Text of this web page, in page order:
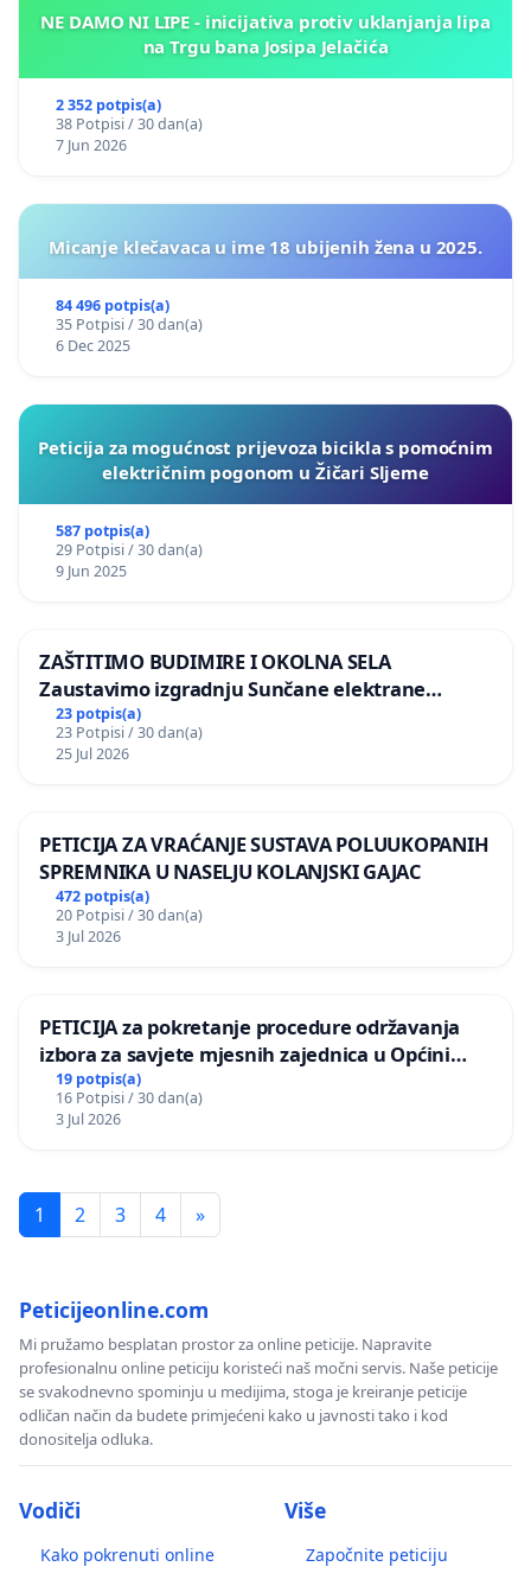
NE DAMO NI LIPE - inicijativa protiv uklanjanja lipa
na Trgu bana Josipa Jelačića
2 352 potpis(a)
38 Potpisi / 30 dan(a)
7 Jun 2026
Micanje klečavaca u ime 18 ubijenih žena u 2025.
84 496 potpis(a)
35 Potpisi / 30 dan(a)
6 Dec 2025
Peticija za mogućnost prijevoza bicikla s pomoćnim
električnim pogonom u Žičari Sljeme
587 potpis(a)
29 Potpisi / 30 dan(a)
9 Jun 2025
ZAŠTITIMO BUDIMIRE I OKOLNA SELA
Zaustavimo izgradnju Sunčane elektrane
Vedrine na području Ugljana
23 potpis(a)
23 Potpisi / 30 dan(a)
25 Jul 2026
PETICIJA ZA VRAĆANJE SUSTAVA POLUUKOPANIH
SPREMNIKA U NASELJU KOLANJSKI GAJAC
472 potpis(a)
20 Potpisi / 30 dan(a)
3 Jul 2026
PETICIJA za pokretanje procedure održavanja
izbora za savjete mjesnih zajednica u Općini
Bugojno
19 potpis(a)
16 Potpisi / 30 dan(a)
3 Jul 2026
1 2 3 4 »
Peticijeonline.com
Mi pružamo besplatan prostor za online peticije. Napravite
profesionalnu online peticiju koristeći naš močni servis. Naše peticije
se svakodnevno spominju u medijima, stoga je kreiranje peticije
odličan način da budete primjećeni kako u javnosti tako i kod
donositelja odluka.
Vodiči
Kako pokrenuti online
Više
Započnite peticiju